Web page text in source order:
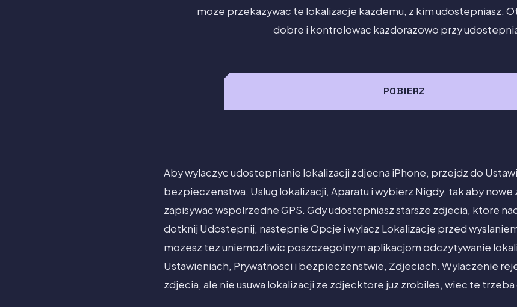
moze przekazywac te lokalizacje kazdemu, z kim udostepniasz.
dobre i kontrolowac kazdorazowo przy
POBIERZ
Aby wylaczyc udostepnianie lokalizacji zdjecna iPhone, przejdz do
bezpieczenstwa, Uslug lokalizacji, Aparatu i wybierz Nigdy, tak aby
zapisywac wspolrzedne GPS. Gdy udostepniasz starsze zdjecia, ktore
dotknij Udostepnij, nastepnie Opcje i wylacz Lokalizacje przed
mozesz tez uniemozliwic poszczegolnym aplikacjom odczytywanie
Ustawieniach, Prywatnosci i bezpieczenstwie, Zdjeciach. Wylaczenie
zdjecia, ale nie usuwa lokalizacji ze zdjecktore juz zrobiles, wiec te